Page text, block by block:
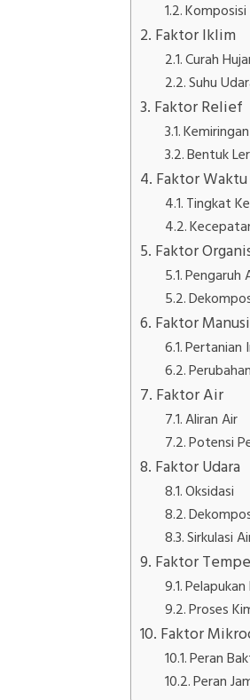
Faktor Iklim
Curah
Suhu
Faktor Relief
Bentuk
Faktor Waktu
Tingkat
Faktor
Pengaruh
Faktor
Pertanian
Faktor Air
Aliran Air
Potensi
Faktor Udara
Oksidasi
Sirkulasi
Faktor
Proses
Faktor
Peran
Peran